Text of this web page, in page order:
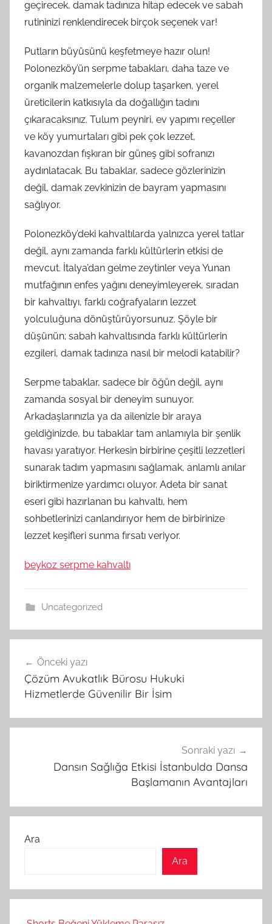
geçirecek, damak tadınıza hitap edecek ve sabah
rutininizi renklendirecek birçok seçenek var!
Putların büyüsünü keşfetmeye hazır olun!
Polonezköy’ün serpme tabakları, daha taze ve
organik malzemelerle dolup taşarken, yerel
üreticilerin katkısıyla da doğallığın tadını
çıkaracaksınız. Tulum peyniri, ev yapımı reçeller
ve köy yumurtaları gibi pek çok lezzet,
kavanozdan fışkıran bir güneş gibi sofranızı
aydınlatacak. Bu tabaklar, sadece gözlerinizin
değil, damak zevkinizin de bayram yapmasını
sağlıyor.
Polonezköy’deki kahvaltılarda yalnızca yerel tatlar
değil, aynı zamanda farklı kültürlerin etkisi de
mevcut. İtalya’dan gelme zeytinler veya Yunan
mutfağının enfes yağını deneyimleyerek, sıradan
bir kahvaltıyı, farklı coğrafyaların lezzet
yolculuğuna dönüştürüyorsunuz. Şöyle bir
düşünün; sabah kahvaltısında farklı kültürlerin
ezgileri, damak tadınıza nasıl bir melodi katabilir?
Serpme tabaklar, sadece bir öğün değil, aynı
zamanda sosyal bir deneyim sunuyor.
Arkadaşlarınızla ya da ailenizle bir araya
geldiğinizde, bu tabaklar tam anlamıyla bir şenlik
havası yaratıyor. Herkesin birbirine çeşitli lezzetleri
sunarak tadım yapmasını sağlamak, anlamlı anılar
biriktirmenize yardımcı oluyor. Adeta bir sanat
eseri gibi hazırlanan bu kahvaltı, hem
sohbetlerinizi canlandırıyor hem de birbirinize
lezzet keşifleri sunma fırsatı veriyor.
beykoz serpme kahvaltı
Uncategorized
gezinmesi
Önceki yazı
Çözüm Avukatlık Bürosu Hukuki
Hizmetlerde Güvenilir Bir İsim
Sonraki yazı
Dansın Sağlığa Etkisi İstanbulda Dansa
Başlamanın Avantajları
Ara
Ara